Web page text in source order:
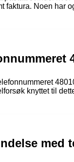
Noen har
knyttet til
med